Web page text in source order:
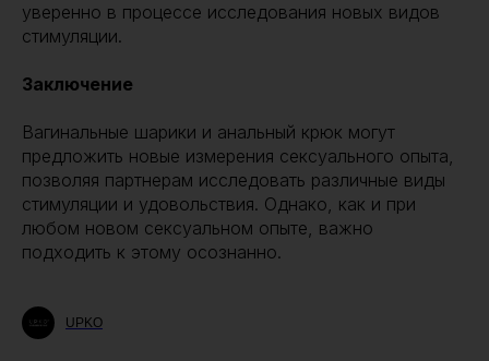
уверенно в процессе исследования новых видов
стимуляции.
Заключение
Вагинальные шарики и анальный крюк могут
предложить новые измерения сексуального опыта,
позволяя партнерам исследовать различные виды
стимуляции и удовольствия. Однако, как и при
любом новом сексуальном опыте, важно
подходить к этому осознанно.
UPKO